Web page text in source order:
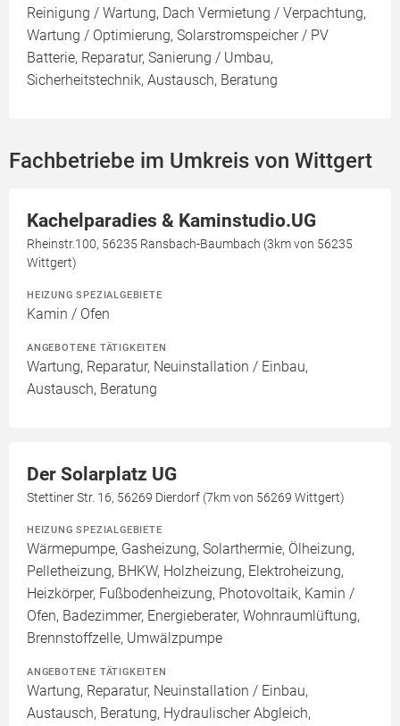
Reinigung / Wartung, Dach Vermietung / Verpachtung,
Wartung / Optimierung, Solarstromspeicher / PV
Batterie, Reparatur, Sanierung / Umbau,
Sicherheitstechnik, Austausch, Beratung
Fachbetriebe im Umkreis von Wittgert
Kachelparadies & Kaminstudio.UG
Rheinstr.100, 56235 Ransbach-Baumbach (3km von 56235
Wittgert)
HEIZUNG SPEZIALGEBIETE
Kamin / Ofen
ANGEBOTENE TÄTIGKEITEN
Wartung, Reparatur, Neuinstallation / Einbau,
Austausch, Beratung
Der Solarplatz UG
Stettiner Str. 16, 56269 Dierdorf (7km von 56269 Wittgert)
HEIZUNG SPEZIALGEBIETE
Wärmepumpe, Gasheizung, Solarthermie, Ölheizung,
Pelletheizung, BHKW, Holzheizung, Elektroheizung,
Heizkörper, Fußbodenheizung, Photovoltaik, Kamin /
Ofen, Badezimmer, Energieberater, Wohnraumlüftung,
Brennstoffzelle, Umwälzpumpe
ANGEBOTENE TÄTIGKEITEN
Wartung, Reparatur, Neuinstallation / Einbau,
Austausch, Beratung, Hydraulischer Abgleich,